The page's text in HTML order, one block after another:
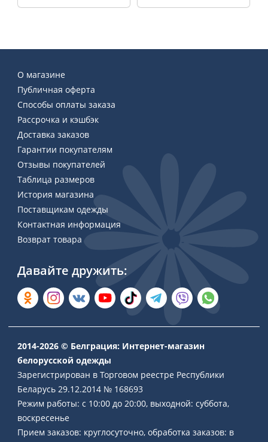
О магазине
Публичная оферта
Способы оплаты заказа
Рассрочка и кэшбэк
Доставка заказов
Гарантии покупателям
Отзывы покупателей
Таблица размеров
История магазина
Поставщикам одежды
Контактная информация
Возврат товара
Давайте дружить:
2014-2026 © Белграция: Интернет-магазин
белорусской одежды
Зарегистрирован в Торговом реестре Республики
Беларусь 29.12.2014 № 168693
Режим работы: с 10:00 до 20:00, выходной: суббота,
воскресенье
Прием заказов: круглосуточно, обработка заказов: в